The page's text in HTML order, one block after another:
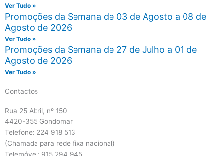
Ver Tudo »
Promoções da Semana de 03 de Agosto a 08 de
Agosto de 2026
Ver Tudo »
Promoções da Semana de 27 de Julho a 01 de
Agosto de 2026
Ver Tudo »
Contactos
Rua 25 Abril, nº 150
4420-355 Gondomar
Telefone: 224 918 513
(Chamada para rede fixa nacional)
Telemóvel: 915 294 945